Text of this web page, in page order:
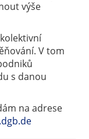
výše
V tom
s danou
na adrese